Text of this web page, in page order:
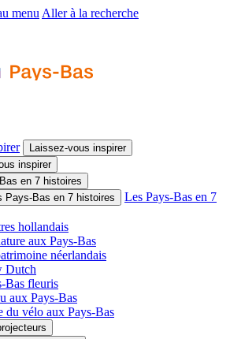
menu Aller à la recherche
Laissez-vous inspirer
inspirer
en 7 histoires
Pays-Bas en 7 histoires
Les Pays-Bas en 7
hollandais
aux Pays-Bas
néerlandais
Dutch
Bas fleuris
aux Pays-Bas
du vélo aux Pays-Bas